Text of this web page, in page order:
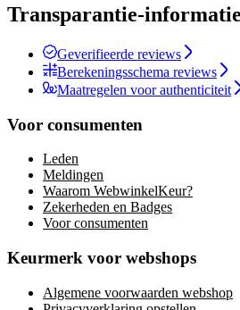
Transparantie-informatie
Geverifieerde reviews
Berekeningsschema reviews
Maatregelen voor authenticiteit
Voor consumenten
Leden
Meldingen
Waarom WebwinkelKeur?
Zekerheden en Badges
Voor consumenten
Keurmerk voor webshops
Algemene voorwaarden webshop